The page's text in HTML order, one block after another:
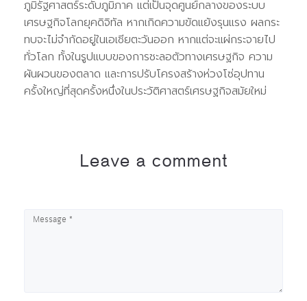
ภูมิรัฐศาสตร์ระดับภูมิภาค แต่เป็นจุดศูนย์กลางของระบบ
เศรษฐกิจโลกยุคดิจิทัล หากเกิดความขัดแย้งรุนแรง ผลกระ
ทบจะไม่จำกัดอยู่ในเอเชียตะวันออก หากแต่จะแผ่กระจายไป
ทั่วโลก ทั้งในรูปแบบของการชะลอตัวทางเศรษฐกิจ ความ
ผันผวนของตลาด และการปรับโครงสร้างห่วงโซ่อุปทาน
ครั้งใหญ่ที่สุดครั้งหนึ่งในประวัติศาสตร์เศรษฐกิจสมัยใหม่
Leave a comment